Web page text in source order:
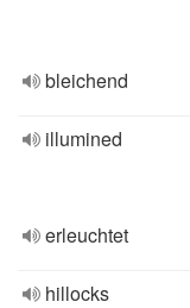
bleichend
illumined
erleuchtet
hillocks